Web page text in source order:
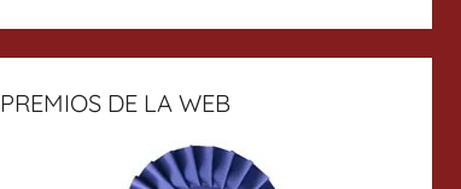
PREMIOS DE LA WEB